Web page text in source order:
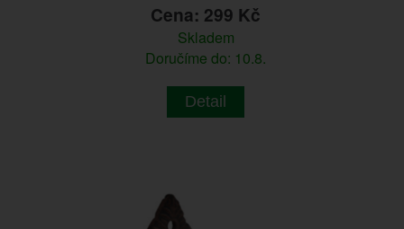
Cena: 299 Kč
Skladem
Doručíme do: 10.8.
Detail